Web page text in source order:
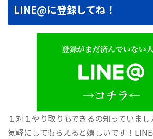
LINE@に登録してね！
１対１やり取りもできるの知っていまし
気軽にしてもらえると嬉しいです！